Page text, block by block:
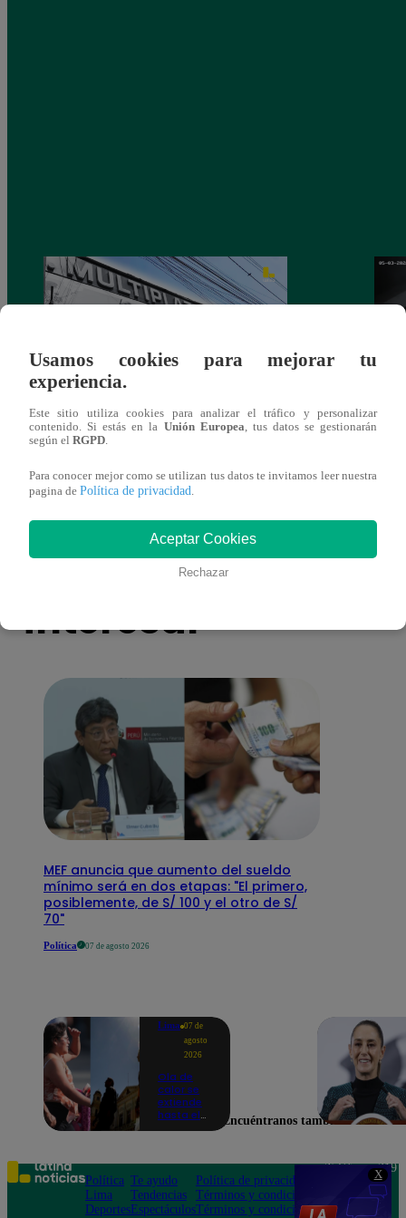
X
Asesinan a comerciante ferretero dentro de
galería en San Juan de Lurigancho
También te puede
interesar
MEF anuncia que aumento del sueldo
mínimo será en dos etapas: "El primero,
posiblemente, de S/ 100 y el otro de S/
70"
Política 07 de agosto 2026
Lima 07 de
agosto
2026
Ola de
calor se
extiende
hasta el
Lima y
otras 16
regiones
Usamos cookies para mejorar tu
experiencia.
Este sitio utiliza cookies para analizar el tráfico y personalizar
contenido. Si estás en la Unión Europea, tus datos se gestionarán
según el RGPD.
Para conocer mejor como se utilizan tus datos te invitamos leer nuestra
pagina de Política de privacidad.
Aceptar Cookies
Rechazar
Encuéntranos también en
Política
Lima
Deportes
Te ayudo
Tendencias
Espectáculos
Política de privacidad
Términos y condiciones
Términos y condiciones
Teléfono: 219
Av. San
Felipe 968